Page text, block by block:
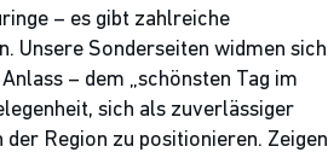
– es gibt zahlreiche
Unsere Sonderseiten widmen sich
– dem „schönsten Tag im
sich als zuverlässiger
Region zu positionieren. Zeigen